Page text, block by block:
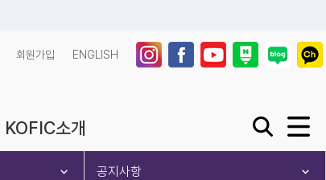
회원가입 ENGLISH
KOFIC소개 검색창 열기 또
사이트
공지사항